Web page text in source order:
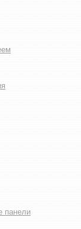
панели